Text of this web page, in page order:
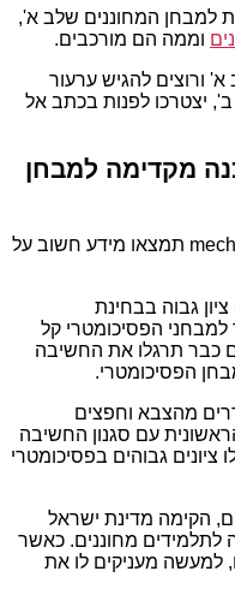
למבחן המחוננים שלב א',
וממה הם מורכבים.
ורוצים להגיש ערעור
יצטרכו לפנות בכתב אל
מקדימה למבחן
הורים יקרים! כאן באתר mechunanim.co.il תמצאו מידע חשוב על
גבוה בבחינת
הפסיכומטרי קל
כבר תרגלו את החשיבה
הפסיכומטרי.
מהצבא וחפצים
עם סגנון החשיבה
ציונים גבוהים בפסיכומטרי
הקימה מדינת ישראל
לתלמידים מחוננים. כאשר
למעשה מעניקים לו את